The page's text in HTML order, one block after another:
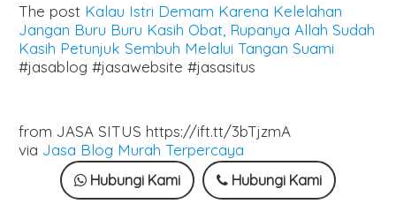
The post Kalau Istri Demam Karena Kelelahan
Jangan Buru Buru Kasih Obat, Rupanya Allah Sudah
Kasih Petunjuk Sembuh Melalui Tangan Suami
#jasablog #jasawebsite #jasasitus
from JASA SITUS https://ift.tt/3bTjzmA
via Jasa Blog Murah Terpercaya
Hubungi Kami Hubungi Kami